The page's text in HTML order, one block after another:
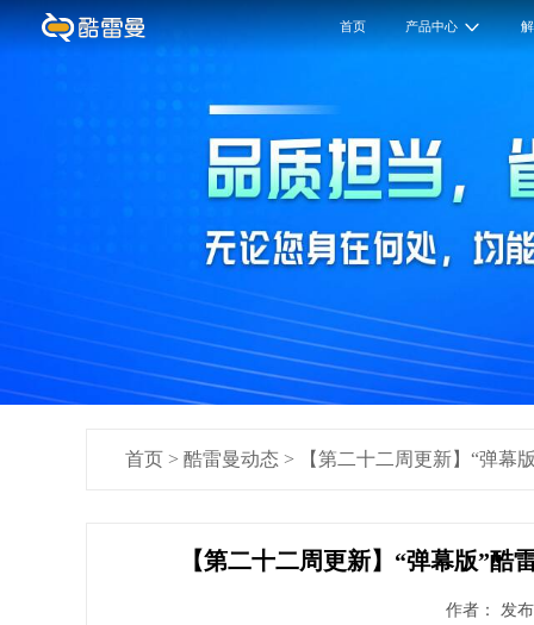
首页 产品中心
首页 > 酷雷曼动态 > 【第二十二周更新】“弹幕
【第二十二周更新】“弹幕版”
作者： 发